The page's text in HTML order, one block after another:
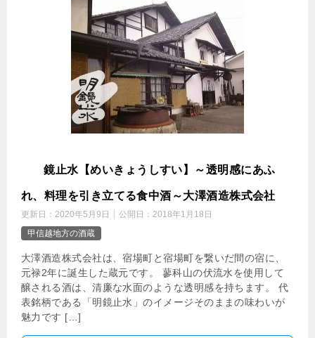
明鏡止水【めいきょうしすい】～透明感にあふ
れ、料理を引き立てる食中酒～大澤酒造株式会社
更新日： 2020年5月9日 公開日： 2018年1月18日
甲信越地方の酒蔵
大澤酒造株式会社は、宿場町と宿場町を繋いだ間の宿に、
元禄2年に誕生した蔵元です。 蓼科山の伏流水を使用して
醸される酒は、清廉な水面のような透明感を持ちます。 代
表銘柄である「明鏡止水」のイメージそのままの味わいが
魅力です […]